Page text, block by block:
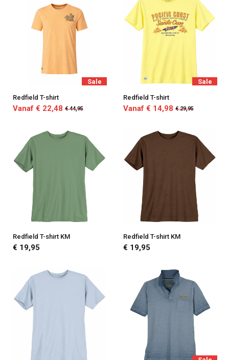
Sale
Redfield T-shirt
Vanaf € 22,48 € 44,95
Sale
Redfield T-shirt
Vanaf € 14,98 € 29,95
Redfield T-shirt KM
€ 19,95
Redfield T-shirt KM
€ 19,95